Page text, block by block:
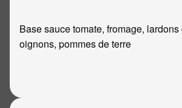
Base sauce tomate, fromage, lardons
oignons, pommes de terre